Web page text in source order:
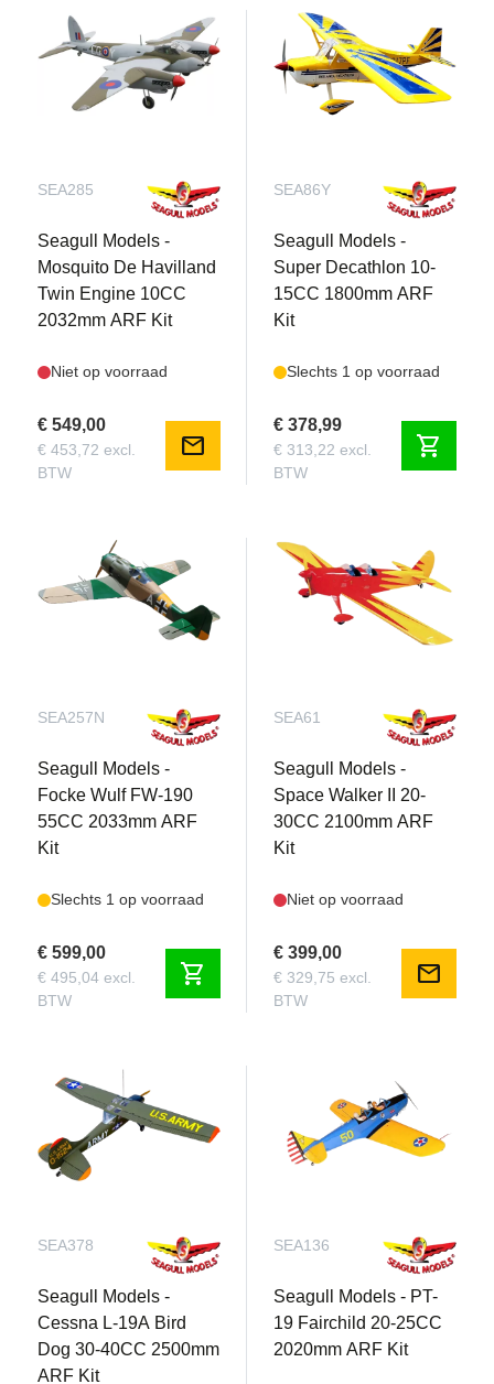
SEA285
Seagull Models -
Mosquito De Havilland
Twin Engine 10CC
2032mm ARF Kit
Niet op voorraad
€ 549,00
€ 453,72 excl.
BTW
mail
SEA86Y
Seagull Models -
Super Decathlon 10-
15CC 1800mm ARF
Kit
Slechts 1 op voorraad
€ 378,99
€ 313,22 excl.
BTW
shopping_cart
SEA257N
Seagull Models -
Focke Wulf FW-190
55CC 2033mm ARF
Kit
Slechts 1 op voorraad
€ 599,00
€ 495,04 excl.
BTW
shopping_cart
SEA61
Seagull Models -
Space Walker II 20-
30CC 2100mm ARF
Kit
Niet op voorraad
€ 399,00
€ 329,75 excl.
BTW
mail
SEA378
Seagull Models -
Cessna L-19A Bird
Dog 30-40CC 2500mm
ARF Kit
SEA136
Seagull Models - PT-
19 Fairchild 20-25CC
2020mm ARF Kit